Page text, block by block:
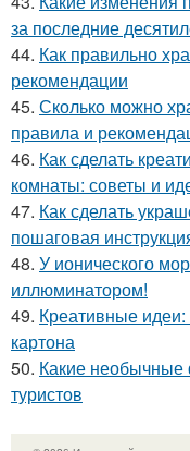
за последние
44. Как правильно
рекомендации
45. Сколько можно
правила и
46. Как сделать
комнаты: советы и
47. Как сделать
пошаговая
48. У ионического
иллюминатором!
49. Креативные
картона
50. Какие необычные
туристов